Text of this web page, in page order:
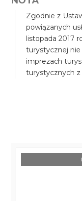
Zgodnie z
powiązanych
listopada 2017
turystycznej nie
imprezach
turystycznych z